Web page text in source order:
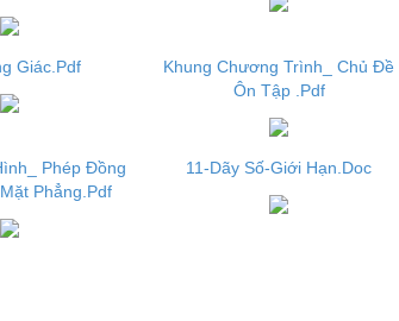
Giác.Pdf
Khung Chương Trình_ Chủ Đề
Ôn Tập .Pdf
Phép Đồng
Phẳng.Pdf
11-Dãy Số-Giới Hạn.Doc